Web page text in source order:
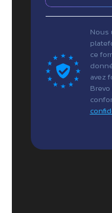
Nous
ce
avez